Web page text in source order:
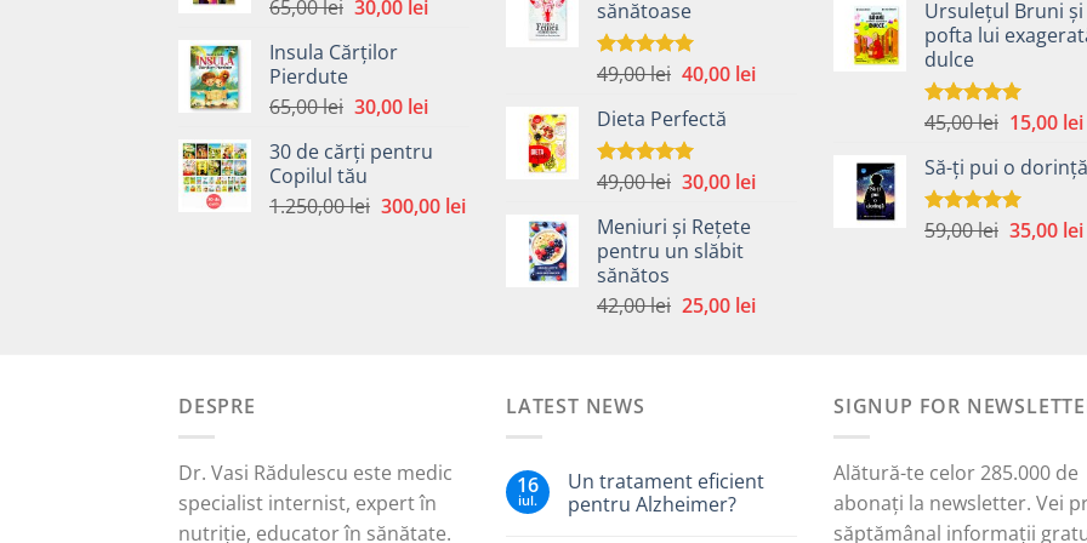
65,00lei Prețul
a
65,00 lei.
30,00 leiPrețul
Insula Cărților
Pierdute
65,00lei Prețul
a
fost:
65,00 lei.
30,00 leiPrețul
este:
30 de cărți pentru
Copilul tău
1.250,00lei Prețul
300,00 leiPrețul
300,00 lei.
fost:
59,00 lei.
sănătoase
Evaluat la
49,00lei Prețul
a
fost:
49,00 lei.
40,00 leiPrețul
Dieta Perfectă
Evaluat la
49,00lei Prețul
a
fost:
30,00 leiPrețul
Meniuri și Rețete
pentru un slăbit
sănătos
42,00lei Prețul
25,00 leiPrețul
a
fost:
Ursulețul Bruni și
pofta lui
dulce
Evaluat la
45,00lei Prețul
a
fost:
45,00 lei.
15,00 lei
Să-ți pui o dorință
Evaluat la
59,00lei Prețul
35,00 lei
DESPRE
Dr. Vasi Rădulescu este medic
specialist internist, expert în
nutriție, educator în sănătate.
LATEST NEWS
16
iul.
Un tratament eficient
pentru Alzheimer?
SIGNUP FOR
Alătură-te celor 285.000 de
abonați la newsletter. Vei
săptămânal informații